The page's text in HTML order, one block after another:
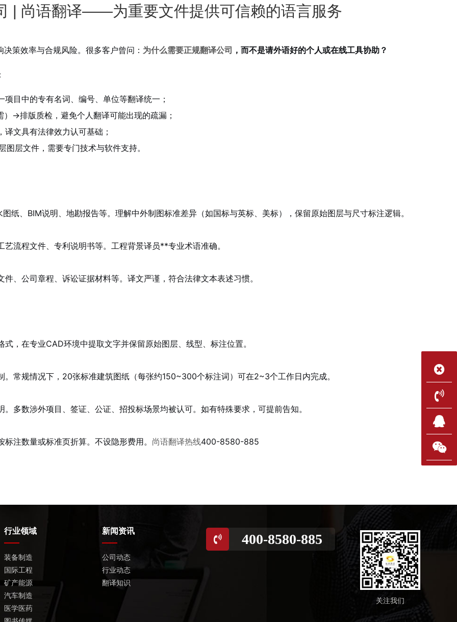
| 尚语翻译——为重要文件提供可信赖的语言服务
策效率与合规风险。很多客户曾问： 为什么需要正规翻译公司 ，而不是请外语好的个人或在线工具协助？
目中的专有名词、编号、单位等翻译统一；
→排版质检，避免个人翻译可能出现的疏漏；
文具有法律效力认可基础；
层文件，需要专门技术与软件支持。
纸、BIM说明、地勘报告等。理解中外制图标准差异（如国标与英标、美标），保留原始图层与尺寸标注逻辑。
流程文件、专利说明书等。工程背景译员**专业术语准确。
、公司章程、诉讼证据材料等。译文严谨，符合法律文本表述习惯。
，在专业CAD环境中提取文字并保留原始图层、线型、标注位置。
常规情况下，20张标准建筑图纸（每张约150~300个标注词）可在2~3个工作日内完成。
多数涉外项目、签证、公证、招投标场景均被认可。如有特殊要求，可提前告知。
注数量或标准页折算。不设隐形费用。 尚语翻译热线400-8580-885
行业领域
装备制造
国际工程
矿产能源
汽车制造
医学医药
新闻资讯
公司动态
行业动态
翻译知识
400-8580-885
关注我们